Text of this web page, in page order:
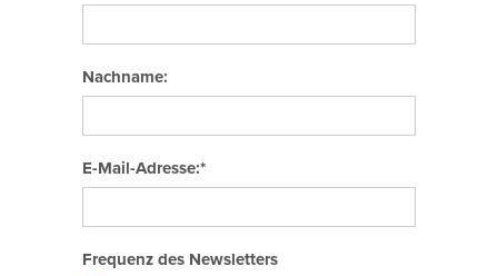
Nachname:
E-Mail-Adresse:*
Frequenz des Newsletters